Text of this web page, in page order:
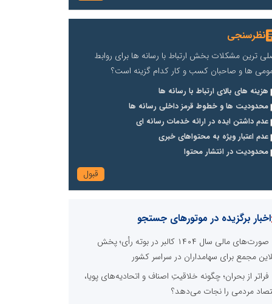
نظرسنجی
ترین مشکلات بخش ارتباط با رسانه ها برای روابط
ها و صاحبان کسب و کار کدام گزینه است؟
هزینه های بالای ارتباط با رسانه ها
محدودیت ها و خطوط قرمز داخلی رسانه ها
عدم داشتن ایده در ارائه خدمات رسانه ای
عدم اعتبار ویژه به محتواهای خبری
محدودیت در انتشار محتوا
اخبار برگزیده در موتورهای جستجو
صورت‌های مالی سال ۱۴۰۴ کالبر در بوته رأی؛ پخش
مجمع برای سهامداران در سراسر کشور
فراتر از بحران؛ چگونه خلاقیتِ اصناف و اتحادیه‌های پویا،
مردمی را نجات می‌دهد؟